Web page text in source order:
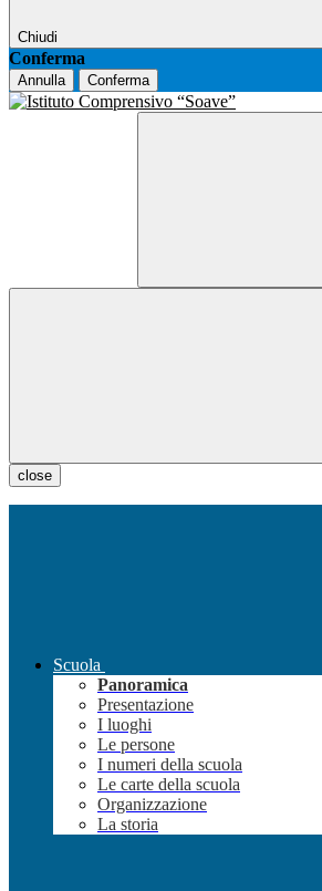
Chiudi
Conferma
Annulla Conferma
close
Scuola
Panoramica
Presentazione
I luoghi
Le persone
I numeri della scuola
Le carte della scuola
Organizzazione
La storia